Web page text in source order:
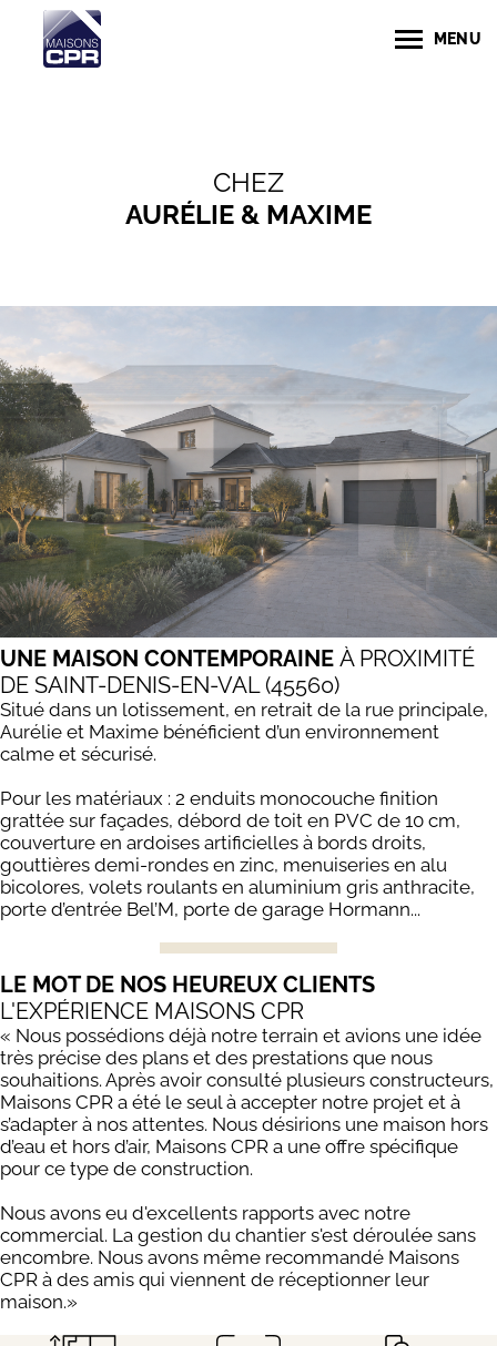
MENU
CHEZ
AURÉLIE & MAXIME
UNE MAISON CONTEMPORAINE À PROXIMITÉ
DE SAINT-DENIS-EN-VAL (45560)
Situé dans un lotissement, en retrait de la rue principale,
Aurélie et Maxime bénéficient d’un environnement
calme et sécurisé.
Pour les matériaux : 2 enduits monocouche finition
grattée sur façades, débord de toit en PVC de 10 cm,
couverture en ardoises artificielles à bords droits,
gouttières demi-rondes en zinc, menuiseries en alu
bicolores, volets roulants en aluminium gris anthracite,
porte d’entrée Bel’M, porte de garage Hormann...
LE MOT DE NOS HEUREUX CLIENTS
L'EXPÉRIENCE MAISONS CPR
« Nous possédions déjà notre terrain et avions une idée
très précise des plans et des prestations que nous
souhaitions. Après avoir consulté plusieurs constructeurs,
Maisons CPR a été le seul à accepter notre projet et à
s’adapter à nos attentes. Nous désirions une maison hors
d’eau et hors d’air, Maisons CPR a une offre spécifique
pour ce type de construction.
Nous avons eu d'excellents rapports avec notre
commercial. La gestion du chantier s'est déroulée sans
encombre. Nous avons même recommandé Maisons
CPR à des amis qui viennent de réceptionner leur
maison.»